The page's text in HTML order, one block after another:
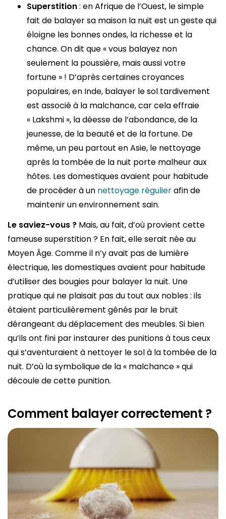
Superstition: en Afrique de l’Ouest, le simple
fait de balayer sa maison la nuit est un geste qui
éloigne les bonnes ondes, la richesse et la
chance. On dit que « vous balayez non
seulement la poussière, mais aussi votre
fortune » ! D’après certaines croyances
populaires, en Inde, balayer le sol tardivement
est associé à la malchance, car cela effraie
« Lakshmi », la déesse de l’abondance, de la
jeunesse, de la beauté et de la fortune. De
même, un peu partout en Asie, le nettoyage
après la tombée de la nuit porte malheur aux
hôtes. Les domestiques avaient pour habitude
de procéder à un nettoyage régulierafin de
maintenir un environnement sain.
Le saviez-vous ? Mais, au fait,d’où provient cette
fameuse superstition ? En fait, elle serait née au
Moyen Âge. Comme il n’y avait pas de lumière
électrique, les domestiques avaient pour habitude
d’utiliser des bougies pour balayer la nuit. Une
pratique qui ne plaisait pas du tout aux nobles : ils
étaient particulièrement gênés par le bruit
dérangeant du déplacement des meubles. Si bien
qu’ils ont fini par instaurer des punitions à tous ceux
qui s’aventuraient à nettoyer le sol à la tombée de la
nuit. D’où la symbolique de la « malchance » qui
découle de cette punition.
Comment balayer correctement ?